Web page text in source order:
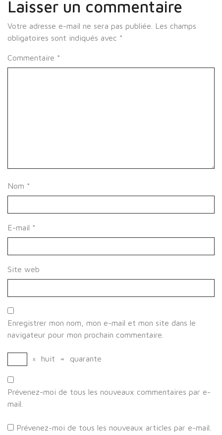
Laisser un commentaire
Votre adresse e-mail ne sera pas publiée.
Les champs
obligatoires sont indiqués avec *
Commentaire *
Nom *
E-mail *
Site web
Enregistrer mon nom, mon e-mail et mon site dans le
navigateur pour mon prochain commentaire.
× huit = quarante
Prévenez-moi de tous les nouveaux commentaires par e-
mail.
Prévenez-moi de tous les nouveaux articles par e-mail.